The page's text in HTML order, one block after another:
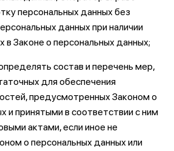
персональных данных без
данных при наличии
в Законе о персональных данных;
состав и перечень мер,
для обеспечения
предусмотренных Законом о
и принятыми в соответствии с ним
актами, если иное не
о персональных данных или